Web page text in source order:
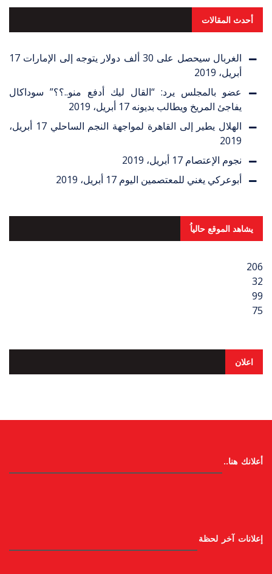
أحدث المقالات
الغربال سيحصل على 30 ألف دولار يتوجه إلى الإمارات
17
أبريل، 2019
عضو بالمجلس يرد: “القال ليك أدفع منو..؟؟” سوداكال
يفاجئ المريخ ويطالب بديونه 17 أبريل، 2019
الهلال يطير إلى القاهرة لمواجهة النجم الساحلي
17 أبريل،
2019
نجوم الإعتصام 17 أبريل، 2019
أبوعركي يغني للمعتصمين اليوم 17 أبريل، 2019
يشاهد الموقع حالياُ
206
32
99
75
اعلان
أعلانك هنا..
إعلانات آخر لحظة